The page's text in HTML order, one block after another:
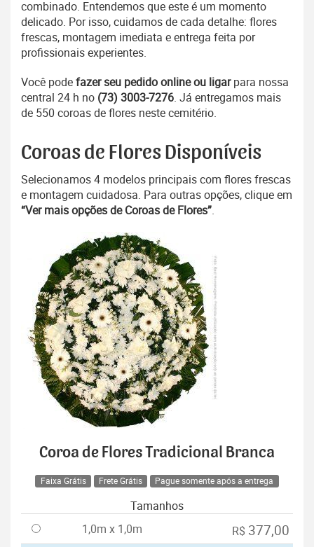
combinado. Entendemos que este é um momento
delicado. Por isso, cuidamos de cada detalhe: flores
frescas, montagem imediata e entrega feita por
profissionais experientes.
Você podefazer seu pedido online ou ligarpara nossa
central 24 h no (73) 3003-7276. Já entregamos mais
de 550 coroas de flores neste cemitério.
Coroas de Flores Disponíveis
Selecionamos 4 modelos principais com flores frescas
e montagem cuidadosa. Para outras opções, clique em
“Ver mais opções de Coroas de Flores”.
Coroa de Flores Tradicional Branca
Faixa Grátis Frete Grátis Pague somente após a entrega
Tamanhos
1,0m x 1,0m
R$ 377,00